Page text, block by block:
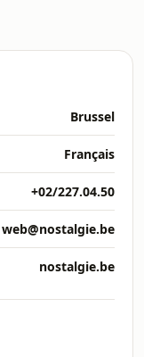
Brussel
Français
+02/227.04.50
web@nostalgie.be
nostalgie.be